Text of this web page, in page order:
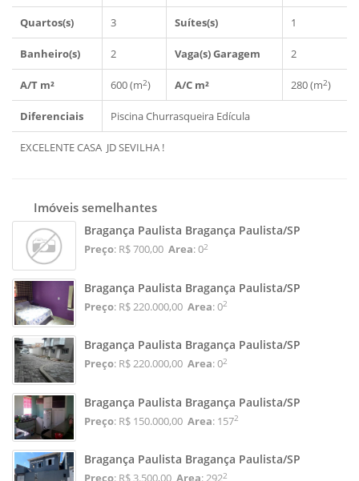
Quartos(s) 3 Suítes(s) 1
Banheiro(s) 2 Vaga(s) Garagem 2
A/T m² 600 (m2) A/C m² 280 (m2)
Diferenciais PiscinaChurrasqueira Edícula
EXCELENTE CASA JD SEVILHA !
Imóveis semelhantes
Bragança Paulista Bragança Paulista/SP
Preço: R$ 700,00 Area: 02
Bragança Paulista Bragança Paulista/SP
Preço: R$ 220.000,00 Area: 02
Bragança Paulista Bragança Paulista/SP
Preço: R$ 220.000,00 Area: 02
Bragança Paulista Bragança Paulista/SP
Preço: R$ 150.000,00 Area: 1572
Bragança Paulista Bragança Paulista/SP
2